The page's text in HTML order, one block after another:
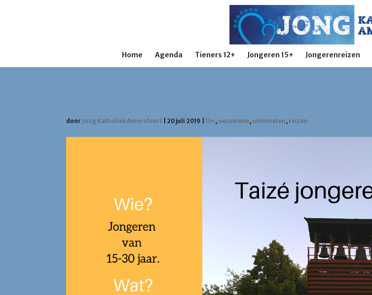
Home Agenda Tieners 12+ Jongeren 15+ Jongerenreizen
door Jong Katholiek Amersfoort 20 juli 2019 |15+, oecumene, ontmoeten, reizen